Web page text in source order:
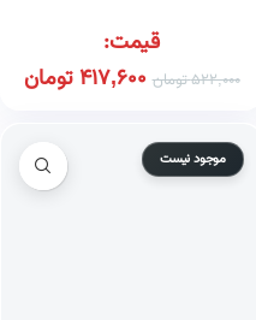
قیمت:
522,000تومان 417,600تومان
موجود نیست